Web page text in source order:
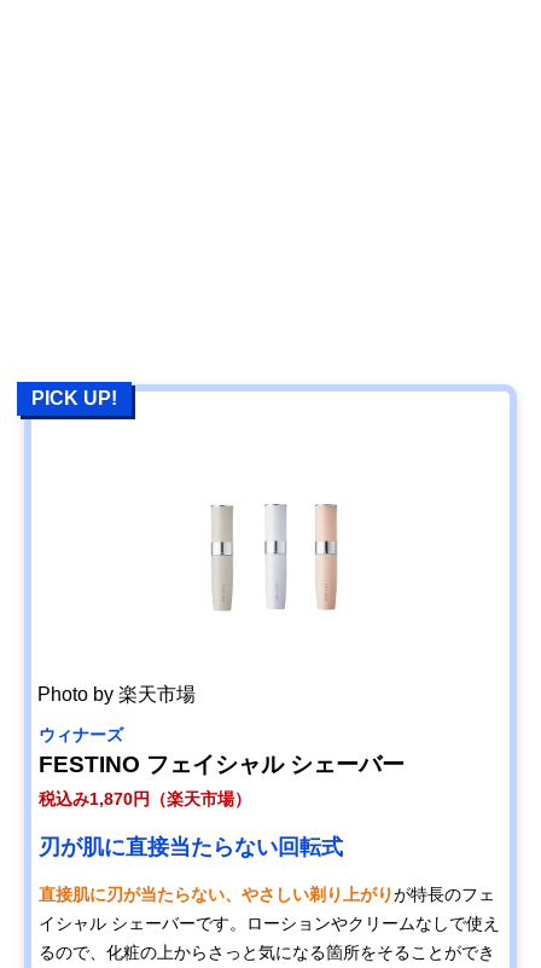
PICK UP!
Photo by 楽天市場
ウィナーズ
FESTINO フェイシャル シェーバー
税込み1,870円（楽天市場）
刃が肌に直接当たらない回転式
直接肌に刃が当たらない、やさしい剃り上がりが特長のフェ
イシャル シェーバーです。ローションやクリームなしで使え
るので、化粧の上からさっと気になる箇所をそることができ